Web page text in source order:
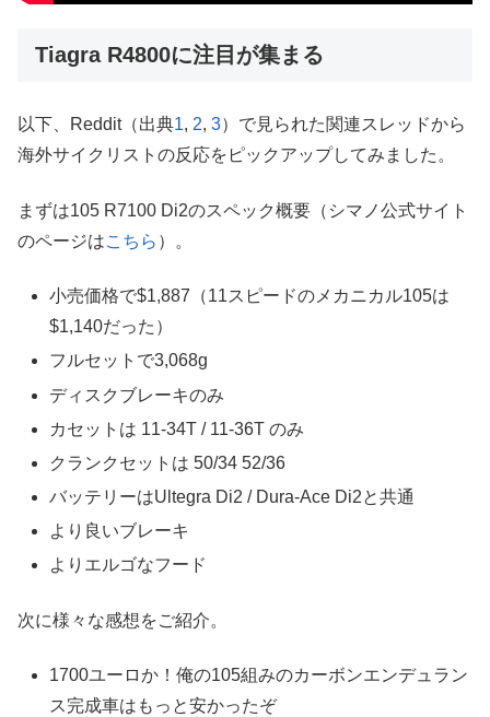
Tiagra R4800に注目が集まる
以下、Reddit（出典1, 2, 3）で見られた関連スレッドから
海外サイクリストの反応をピックアップしてみました。
まずは105 R7100 Di2のスペック概要（シマノ公式サイト
のページはこちら ）。
小売価格で$1,887（11スピードのメカニカル105は
$1,140だった）
フルセットで3,068g
ディスクブレーキのみ
カセットは 11-34T / 11-36T のみ
クランクセットは 50/34 52/36
バッテリーはUltegra Di2 / Dura-Ace Di2と共通
より良いブレーキ
よりエルゴなフード
次に様々な感想をご紹介。
1700ユーロか！俺の105組みのカーボンエンデュラン
ス完成車はもっと安かったぞ